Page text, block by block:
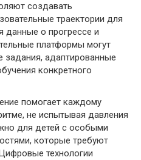
создавать
траектории для
данные о прогрессе и
платформы могут
задания, адаптированные
конкретного
помогает каждому
не испытывая давления
для детей с особыми
которые требуют
технологии